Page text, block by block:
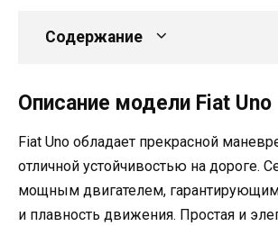
Содержание
Описание модели Fiat Uno
Fiat Uno обладает прекрасной
отличной устойчивостью на дороге.
мощным двигателем,
и плавность движения. Простая и